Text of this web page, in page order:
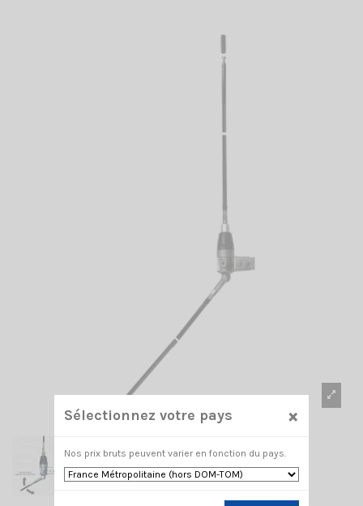
Sélectionnez votre pays ×
Nos prix bruts peuvent varier en fonction du pays.